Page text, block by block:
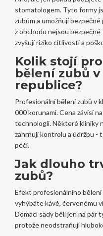
stomatologem. Tyto formy
zubům a umožňují
z obchodu nejsou bezpečné
zvyšují riziko citlivosti a
Kolik stojí
bělení zubů v
republice?
Profesionální bělení zubů v
000 korunami. Cena závisí
technologii. Některé kliniky
zahrnují kontrolu a údržbu -
péči.
Jak dlouho
zubů?
Efekt profesionálního bělení
vyhýbáte kávě, červenému
Domácí sady bělí jen na pár
protože neodstraňují